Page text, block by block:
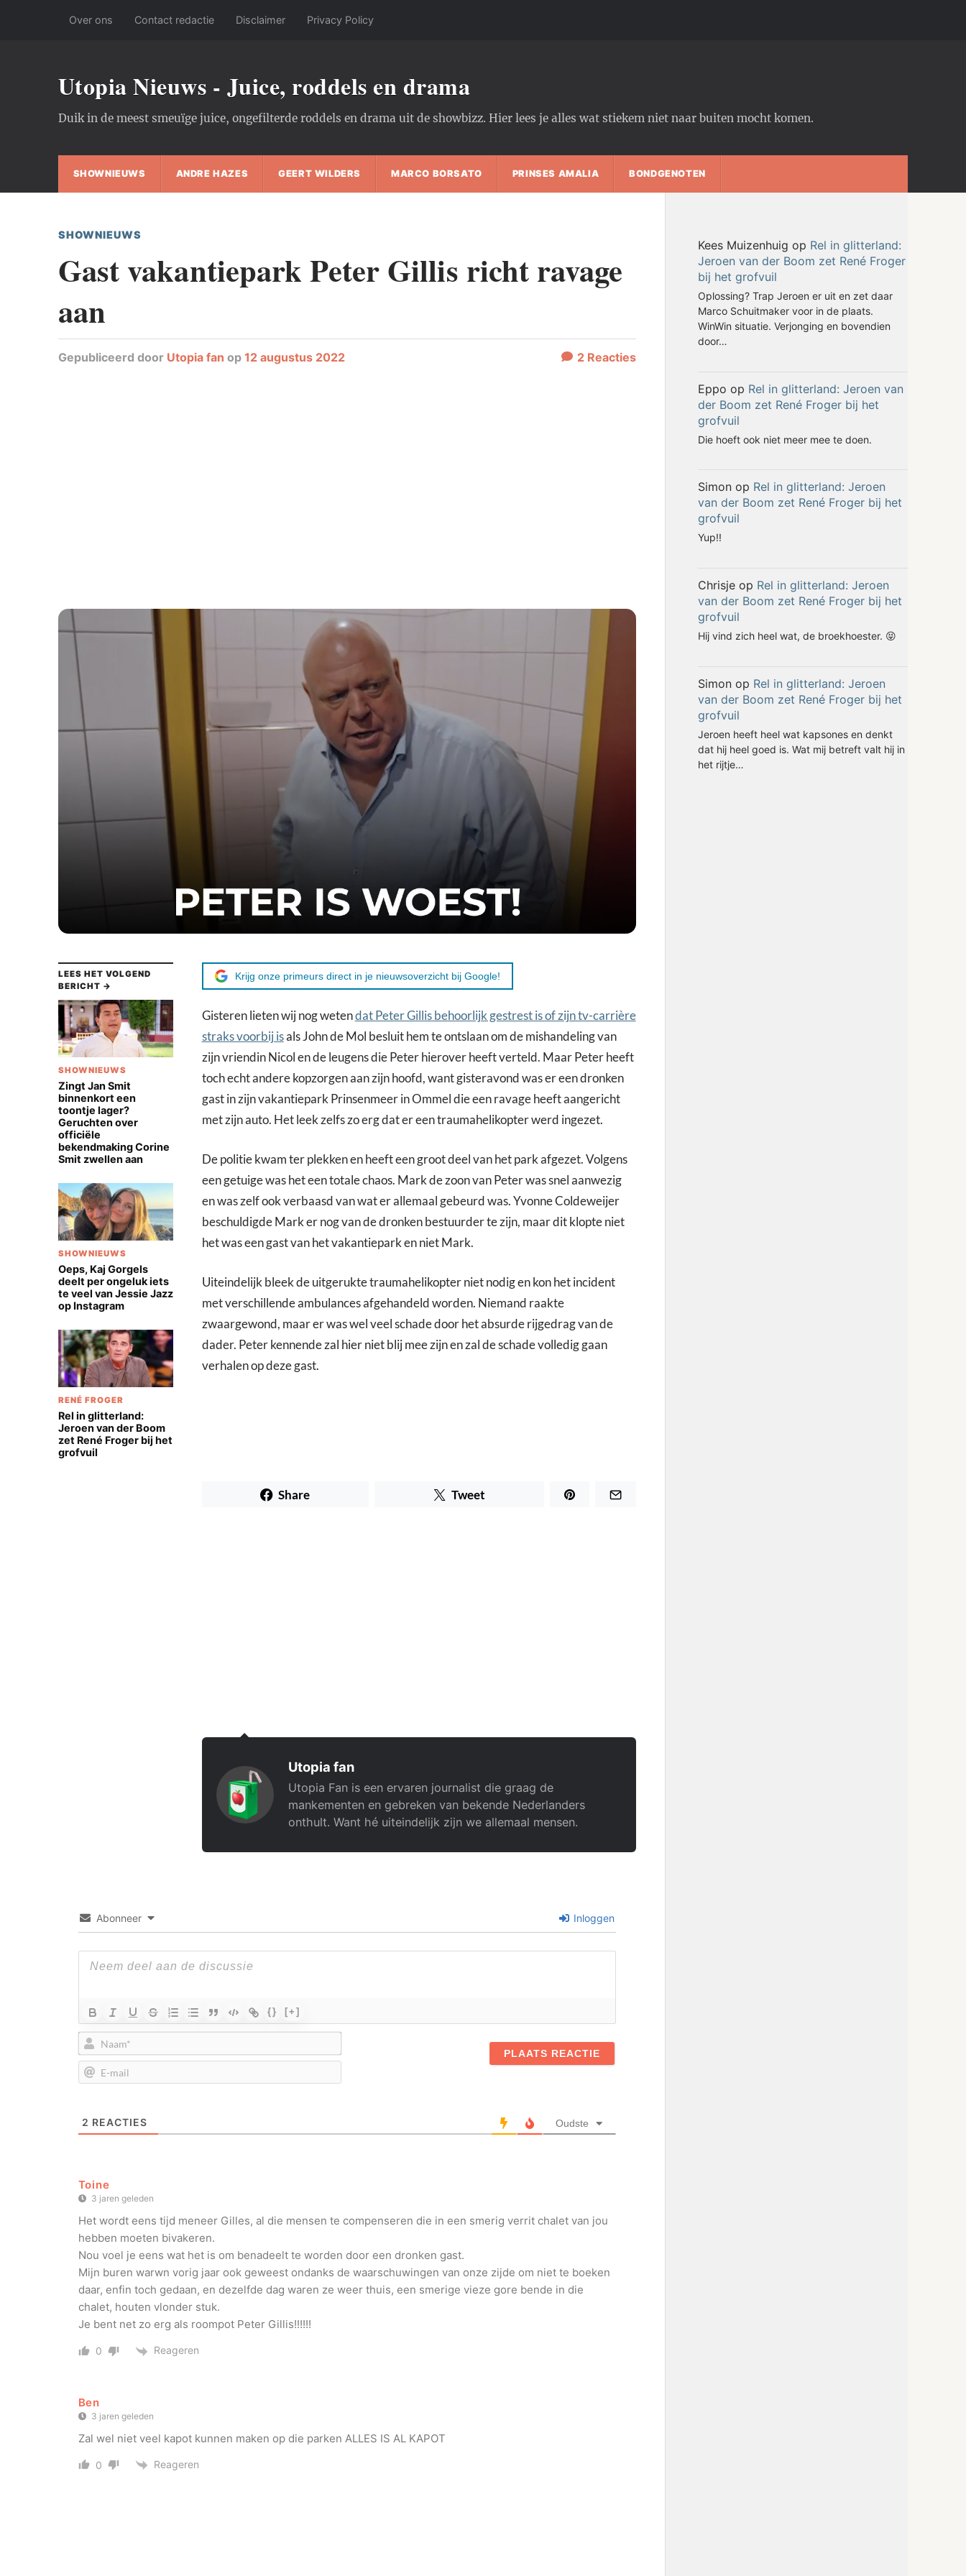
Over ons Contact redactie Disclaimer Privacy Policy
Utopia Nieuws - Juice, roddels en drama
Duik in de meest smeuïge juice, ongefilterde roddels en drama uit de showbizz. Hier lees je alles wat stiekem niet naar buiten mocht komen.
SHOWNIEUWS ANDRE HAZES GEERT WILDERS MARCO BORSATO PRINSES AMALIA BONDGENOTEN
SHOWNIEUWS
Gast vakantiepark Peter Gillis richt ravage
aan
Gepubliceerd door Utopia fan op 12 augustus 2022 2Reacties
LEES HET VOLGEND
BERICHT →
SHOWNIEUWS
Zingt Jan Smit
binnenkort een
toontje lager?
Geruchten over
officiële
bekendmaking Corine
Smit zwellen aan
SHOWNIEUWS
Oeps, Kaj Gorgels
deelt per ongeluk iets
te veel van Jessie Jazz
op Instagram
RENÉ FROGER
Rel in glitterland:
Jeroen van der Boom
zet René Froger bij het
grofvuil
Krijg onze primeurs direct in je nieuwsoverzicht bij Google!
Gisteren lieten wij nog wetendat Peter Gillis behoorlijk gestrest is of zijn tv-carrière
straks voorbij isals John de Mol besluit hem te ontslaan om de mishandeling van
zijn vriendin Nicol en de leugens die Peter hierover heeft verteld. Maar Peter heeft
toch echt andere kopzorgen aan zijn hoofd, want gisteravond was er een dronken
gast in zijn vakantiepark Prinsenmeer in Ommel die een ravage heeft aangericht
met zijn auto. Het leek zelfs zo erg dat er een traumahelikopter werd ingezet.
De politie kwam ter plekken en heeft een groot deel van het park afgezet. Volgens
een getuige was het een totale chaos. Mark de zoon van Peter was snel aanwezig
en was zelf ook verbaasd van wat er allemaal gebeurd was. Yvonne Coldeweijer
beschuldigde Mark er nog van de dronken bestuurder te zijn, maar dit klopte niet
het was een gast van het vakantiepark en niet Mark.
Uiteindelijk bleek de uitgerukte traumahelikopter niet nodig en kon het incident
met verschillende ambulances afgehandeld worden. Niemand raakte
zwaargewond, maar er was wel veel schade door het absurde rijgedrag van de
dader. Peter kennende zal hier niet blij mee zijn en zal de schade volledig gaan
verhalen op deze gast.
Share Tweet
Utopia fan
Utopia Fan is een ervaren journalist die graag de
mankementen en gebreken van bekende Nederlanders
onthult. Want hé uiteindelijk zijn we allemaal mensen.
Abonneer Inloggen
{} [+]
mail
2 REACTIES Oudste
Toine
3 jaren geleden
Het wordt eens tijd meneer Gilles, al die mensen te compenseren die in een smerig verrit chalet van jou
hebben moeten bivakeren.
Nou voel je eens wat het is om benadeelt te worden door een dronken gast.
Mijn buren warwn vorig jaar ook geweest ondanks de waarschuwingen van onze zijde om niet te boeken
daar, enfin toch gedaan, en dezelfde dag waren ze weer thuis, een smerige vieze gore bende in die
chalet, houten vlonder stuk.
Je bent net zo erg als roompot Peter Gillis!!!!!!
0 Reageren
Ben
3 jaren geleden
Zal wel niet veel kapot kunnen maken op die parken ALLES IS AL KAPOT
0 Reageren
Kees Muizenhuig op Rel in glitterland:
Jeroen van der Boom zet René Froger
bij het grofvuil
Oplossing? Trap Jeroen er uit en zet daar
Marco Schuitmaker voor in de plaats.
WinWin situatie. Verjonging en bovendien
door…
Eppo op Rel in glitterland: Jeroen van
der Boom zet René Froger bij het
grofvuil
Die hoeft ook niet meer mee te doen.
Simonop Rel in glitterland: Jeroen
van der Boom zet René Froger bij het
grofvuil
Yup!!
Chrisjeop Rel in glitterland: Jeroen
van der Boom zet René Froger bij het
grofvuil
Hij vind zich heel wat, de broekhoester. 😝
Simonop Rel in glitterland: Jeroen
van der Boom zet René Froger bij het
grofvuil
Jeroen heeft heel wat kapsones en denkt
dat hij heel goed is. Wat mij betreft valt hij in
het rijtje…